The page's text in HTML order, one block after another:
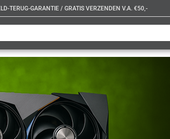
TERUG-GARANTIE / GRATIS VERZENDEN V.A. €50,-